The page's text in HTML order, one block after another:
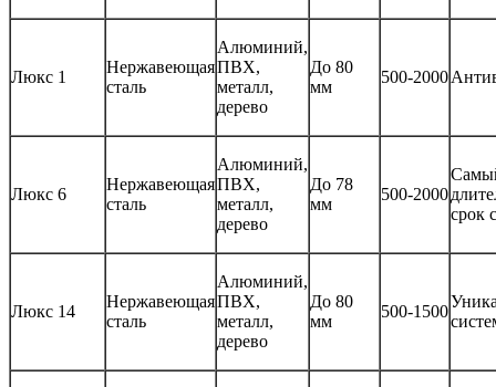
Люкс 1
Нержавеющая
сталь
Алюминий,
ПВХ,
металл,
дерево
До 80
мм
500-2000
Люкс 6
Нержавеющая
сталь
Алюминий,
ПВХ,
металл,
дерево
До 78
мм
500-2000
срок
Люкс 14
Нержавеющая
сталь
Алюминий,
ПВХ,
металл,
дерево
До 80
мм
500-1500